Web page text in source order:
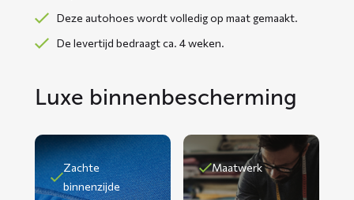
Deze autohoes wordt volledig op maat gemaakt.
De levertijd bedraagt ca. 4 weken.
Luxe binnenbescherming
Zachte
binnenzijde
Maatwerk